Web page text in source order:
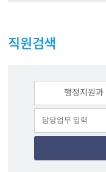
직원검색